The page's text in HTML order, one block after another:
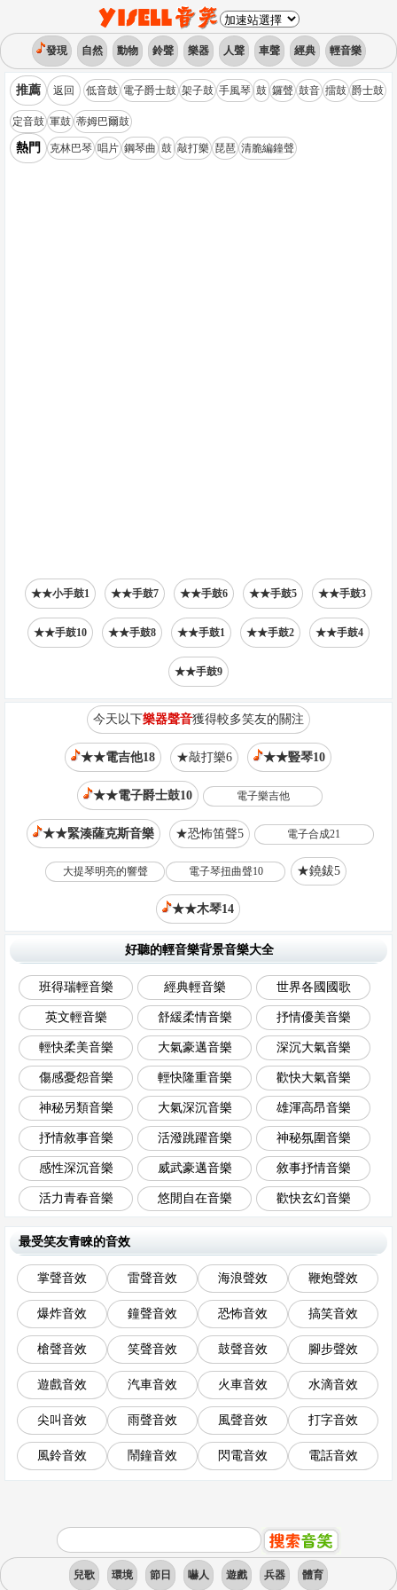
發現 自然 動物 鈴聲 樂器 人聲 車聲 經典 輕音樂
推薦 返回 低音鼓 電子爵士鼓 架子鼓 手風琴 鼓 鑼聲 鼓音 擂鼓 爵士鼓
定音鼓 軍鼓 蒂姆巴爾鼓
熱門 克林巴琴 唱片 鋼琴曲 鼓 敲打樂 琵琶 清脆編鐘聲
★★小手鼓1 ★★手鼓7 ★★手鼓6 ★★手鼓5 ★★手鼓3
★★手鼓10 ★★手鼓8 ★★手鼓1 ★★手鼓2 ★★手鼓4
★★手鼓9
今天以下樂器聲音獲得較多笑友的關注
★★電吉他18 ★敲打樂6 ★★豎琴10
★★電子爵士鼓10 電子樂吉他
★★緊湊薩克斯音樂 ★恐怖笛聲5 電子合成21
大提琴明亮的響聲 電子琴扭曲聲10 ★鐃鈸5
★★木琴14
好聽的輕音樂背景音樂大全
班得瑞輕音樂 經典輕音樂 世界各國國歌
英文輕音樂 舒緩柔情音樂 抒情優美音樂
輕快柔美音樂 大氣豪邁音樂 深沉大氣音樂
傷感憂怨音樂 輕快隆重音樂 歡快大氣音樂
神秘另類音樂 大氣深沉音樂 雄渾高昂音樂
抒情敘事音樂 活潑跳躍音樂 神秘氛圍音樂
感性深沉音樂 威武豪邁音樂 敘事抒情音樂
活力青春音樂 悠閒自在音樂 歡快玄幻音樂
最受笑友青睞的音效
掌聲音效 雷聲音效 海浪聲效 鞭炮聲效
爆炸音效 鐘聲音效 恐怖音效 搞笑音效
槍聲音效 笑聲音效 鼓聲音效 腳步聲效
遊戲音效 汽車音效 火車音效 水滴音效
尖叫音效 雨聲音效 風聲音效 打字音效
風鈴音效 鬧鐘音效 閃電音效 電話音效
兒歌 環境 節日 嚇人 遊戲 兵器 體育